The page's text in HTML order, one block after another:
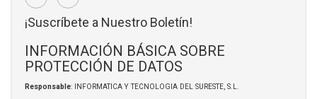
¡Suscríbete a Nuestro Boletín!
INFORMACIÓN BÁSICA SOBRE
PROTECCIÓN DE DATOS
Responsable: INFORMATICA Y TECNOLOGIA DEL SURESTE, S.L.